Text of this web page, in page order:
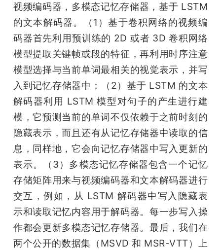
视频编码器，多模态记忆存储器，基于 LSTM
的文本解码器。（1）基于卷积网络的视频编
码器首先利用预训练的 2D 或者 3D 卷积网络
模型提取关键帧或段的特征，再利用时序注意
模型选择与当前单词最相关的视觉表示，并写
入到记忆存储器中；（2）基于 LSTM 的文本
解码器利用 LSTM 模型对句子的产生进行建
模，它预测当前的单词不仅依赖于之前时刻的
隐藏表示，而且还有从记忆存储器中读取的信
息，同样地，它会向记忆存储器中写入更新的
表示。（3）多模态记忆存储器包含一个记忆
存储矩阵用来与视频编码器和文本解码器进行
交互，例如，从 LSTM 解码器中写入隐藏表
示和读取记忆内容用于解码器。每一步写入操
作都会更新多模态记忆存储器。最后，我们在
两个公开的数据集（MSVD 和 MSR-VTT）上